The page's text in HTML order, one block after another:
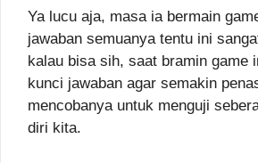
Ya lucu aja, masa ia bermain
jawaban semuanya tentu ini
kalau bisa sih, saat bramin game
kunci jawaban agar semakin
mencobanya untuk menguji
diri kita.